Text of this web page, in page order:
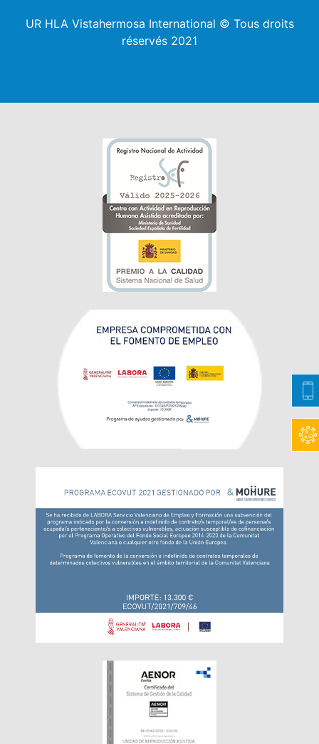
UR HLA Vistahermosa International © Tous droits
réservés 2021